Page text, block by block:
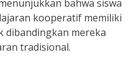
bahwa siswa
kooperatif memiliki
dibandingkan mereka
tradisional.